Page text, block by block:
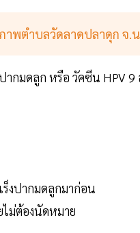
าพตำบลวัดลาดปลาดุก จ.
ากมดลูก หรือ วัคซีน HPV
งปากมดลูกมาก่อน
ไม่ต้องนัดหมาย